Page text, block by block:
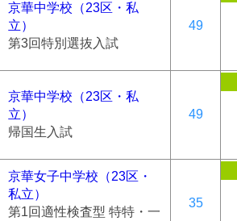
京華中学校（23区・私
立）
第3回特別選抜入試
49
京華中学校（23区・私
立）
帰国生入試
49
京華女子中学校（23区・
私立）
第1回適性検査型 特特・一
35